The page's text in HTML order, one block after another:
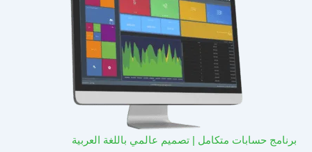
برنامج حسابات متكامل | تصميم عالمي باللغة العربية